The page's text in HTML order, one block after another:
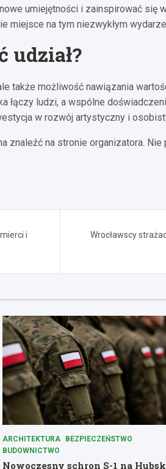
umiejętności i zainspirować się
miejsce na tym niezwykłym
udział?
także możliwość nawiązania
łączy ludzi, a wspólne
w rozwój artystyczny i
znaleźć na stronie organizatora.
i
Wrocławscy
ARCHITEKTURA
BEZPIECZEŃSTWO
BUDOWNICTWO
Nowoczesny schron S-1 na